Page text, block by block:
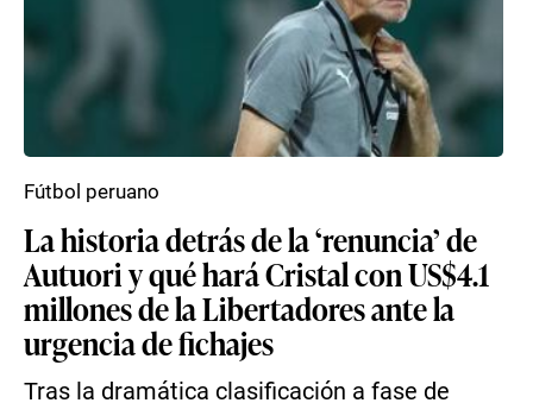
La historia detrás de la ‘renuncia’ de
Autuori y qué hará Cristal con US$4.1
millones de la Libertadores ante la
urgencia de fichajes
Tras la dramática clasificación a fase de
Fútbol peruano